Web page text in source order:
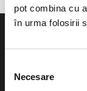
pot combina cu
în urma folosirii
consimțământului
Necesare
Evenimente